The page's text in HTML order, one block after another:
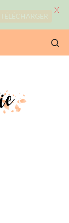
TÉLÉCHARGER
X